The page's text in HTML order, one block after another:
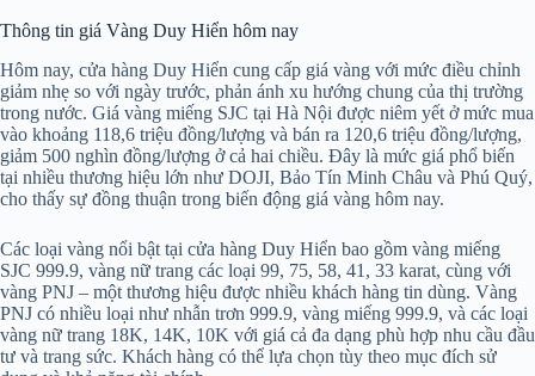
Thông tin giá Vàng Duy Hiển hôm nay
Hôm nay, cửa hàng Duy Hiển cung cấp giá vàng với mức điều chỉnh
giảm nhẹ so với ngày trước, phản ánh xu hướng chung của thị trường
trong nước. Giá vàng miếng SJC tại Hà Nội được niêm yết ở mức mua
vào khoảng 118,6 triệu đồng/lượng và bán ra 120,6 triệu đồng/lượng,
giảm 500 nghìn đồng/lượng ở cả hai chiều. Đây là mức giá phổ biến
tại nhiều thương hiệu lớn như DOJI, Bảo Tín Minh Châu và Phú Quý,
cho thấy sự đồng thuận trong biến động giá vàng hôm nay.
Các loại vàng nổi bật tại cửa hàng Duy Hiển bao gồm vàng miếng
SJC 999.9, vàng nữ trang các loại 99, 75, 58, 41, 33 karat, cùng với
vàng PNJ – một thương hiệu được nhiều khách hàng tin dùng. Vàng
PNJ có nhiều loại như nhẫn trơn 999.9, vàng miếng 999.9, và các loại
vàng nữ trang 18K, 14K, 10K với giá cả đa dạng phù hợp nhu cầu đầu
tư và trang sức. Khách hàng có thể lựa chọn tùy theo mục đích sử